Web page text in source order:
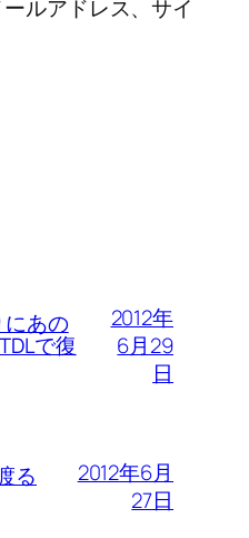
ルアドレス、サイ
にあの
で復
2012年
6月29
日
る
2012年6月
27日